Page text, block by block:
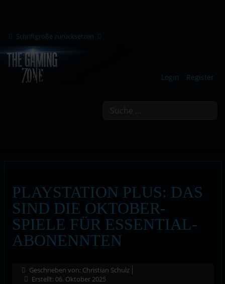
Schriftgröße zurücksetzen
Login Register
PLAYSTATION PLUS: DAS
SIND DIE OKTOBER-
SPIELE FÜR ESSENTIAL-
ABONENNTEN
Geschrieben von: Christian Schulz
Erstellt: 06. Oktober 2025